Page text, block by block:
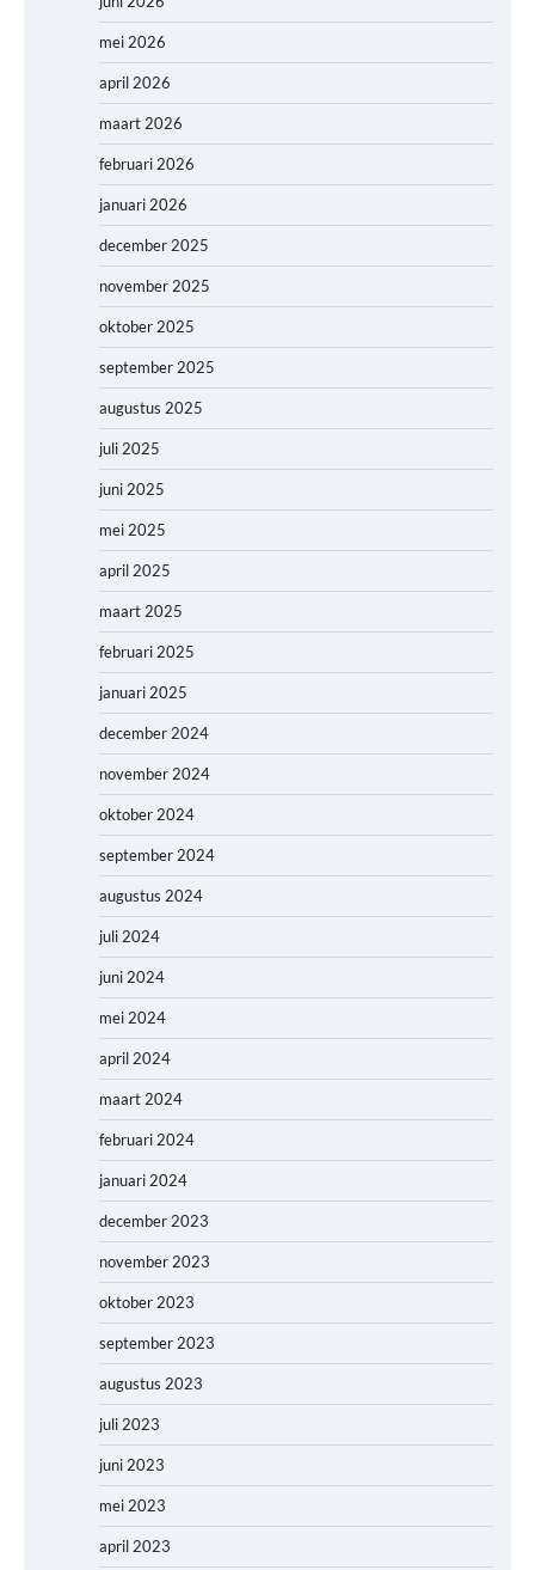
mei 2026
april 2026
maart 2026
februari 2026
januari 2026
december 2025
november 2025
oktober 2025
september 2025
augustus 2025
juli 2025
juni 2025
mei 2025
april 2025
maart 2025
februari 2025
januari 2025
december 2024
november 2024
oktober 2024
september 2024
augustus 2024
juli 2024
juni 2024
mei 2024
april 2024
maart 2024
februari 2024
januari 2024
december 2023
november 2023
oktober 2023
september 2023
augustus 2023
juli 2023
juni 2023
mei 2023
april 2023